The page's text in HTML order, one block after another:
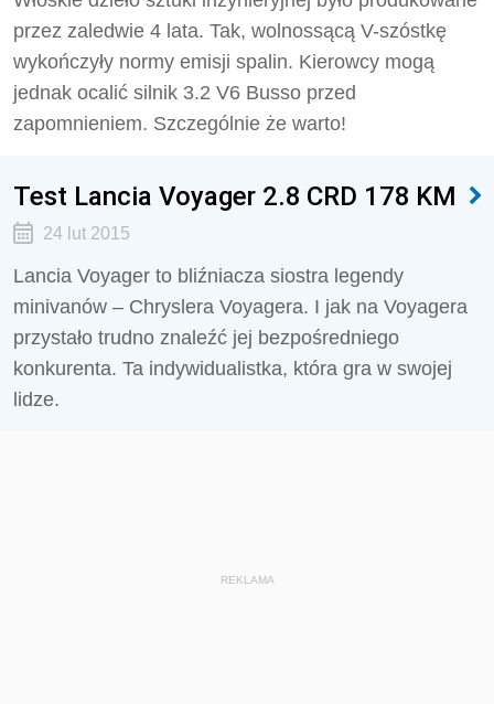
przez zaledwie 4 lata. Tak, wolnossącą V-szóstkę
wykończyły normy emisji spalin. Kierowcy mogą
jednak ocalić silnik 3.2 V6 Busso przed
zapomnieniem. Szczególnie że warto!
Test Lancia Voyager 2.8 CRD 178 KM
24 lut 2015
Lancia Voyager to bliźniacza siostra legendy
minivanów – Chryslera Voyagera. I jak na Voyagera
przystało trudno znaleźć jej bezpośredniego
konkurenta. Ta indywidualistka, która gra w swojej
lidze.
REKLAMA